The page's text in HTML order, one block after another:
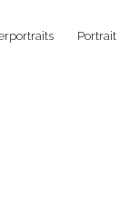
Portrait